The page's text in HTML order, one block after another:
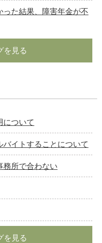
た結果、障害年金が不
を見る
について
イトすることについて
務所で合わない
を見る